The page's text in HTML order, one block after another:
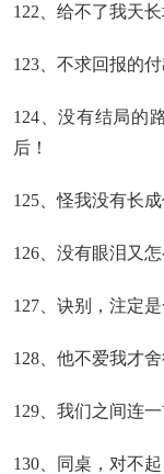
122、给不了我天
123、不求回报的
124、没有结局的
后！
125、怪我没有长
126、没有眼泪又
127、诀别，注定
128、他不爱我才舍
129、我们之间连
130、同桌，对不